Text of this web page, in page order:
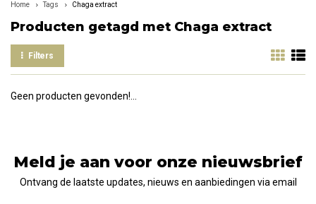
Home Tags Chaga extract
Producten getagd met Chaga extract
Filters
Geen producten gevonden!...
Meld je aan voor onze nieuwsbrief
Ontvang de laatste updates, nieuws en aanbiedingen via email